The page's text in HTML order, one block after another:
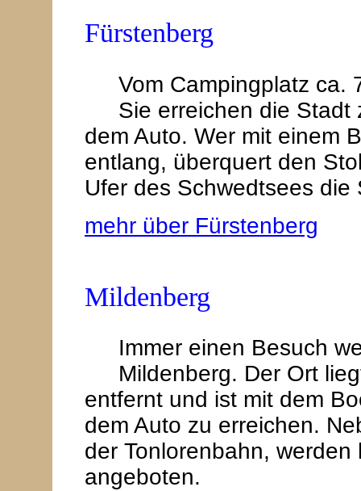
Fürstenberg
Vom Campingplatz ca.
Sie erreichen die Stadt
dem Auto. Wer mit einem
entlang, überquert den
Ufer des Schwedtsees die
mehr über Fürstenberg
Mildenberg
Immer einen Besuch
Mildenberg. Der Ort
entfernt und ist mit dem
dem Auto zu erreichen.
der Tonlorenbahn,
angeboten.